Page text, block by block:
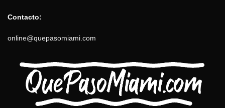
Contacto:
online@quepasomiami.com